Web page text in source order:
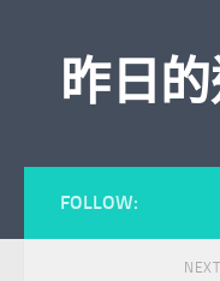
昨日
FOLLOW: